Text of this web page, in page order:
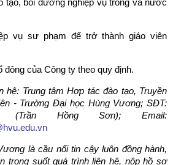
tạo, bồi dưỡng nghiệp vụ trong và nước
vụ sư phạm để trở thành giáo viên
của Công ty theo quy định.
hệ: Trung tâm Hợp tác đào tạo, Truyền
- Trường Đại học Hùng Vương; SĐT:
(Trần Hồng Sơn); Email:
là cầu nối tin cậy luôn đồng hành,
trong suốt quá trình liên hệ, nộp hồ sơ